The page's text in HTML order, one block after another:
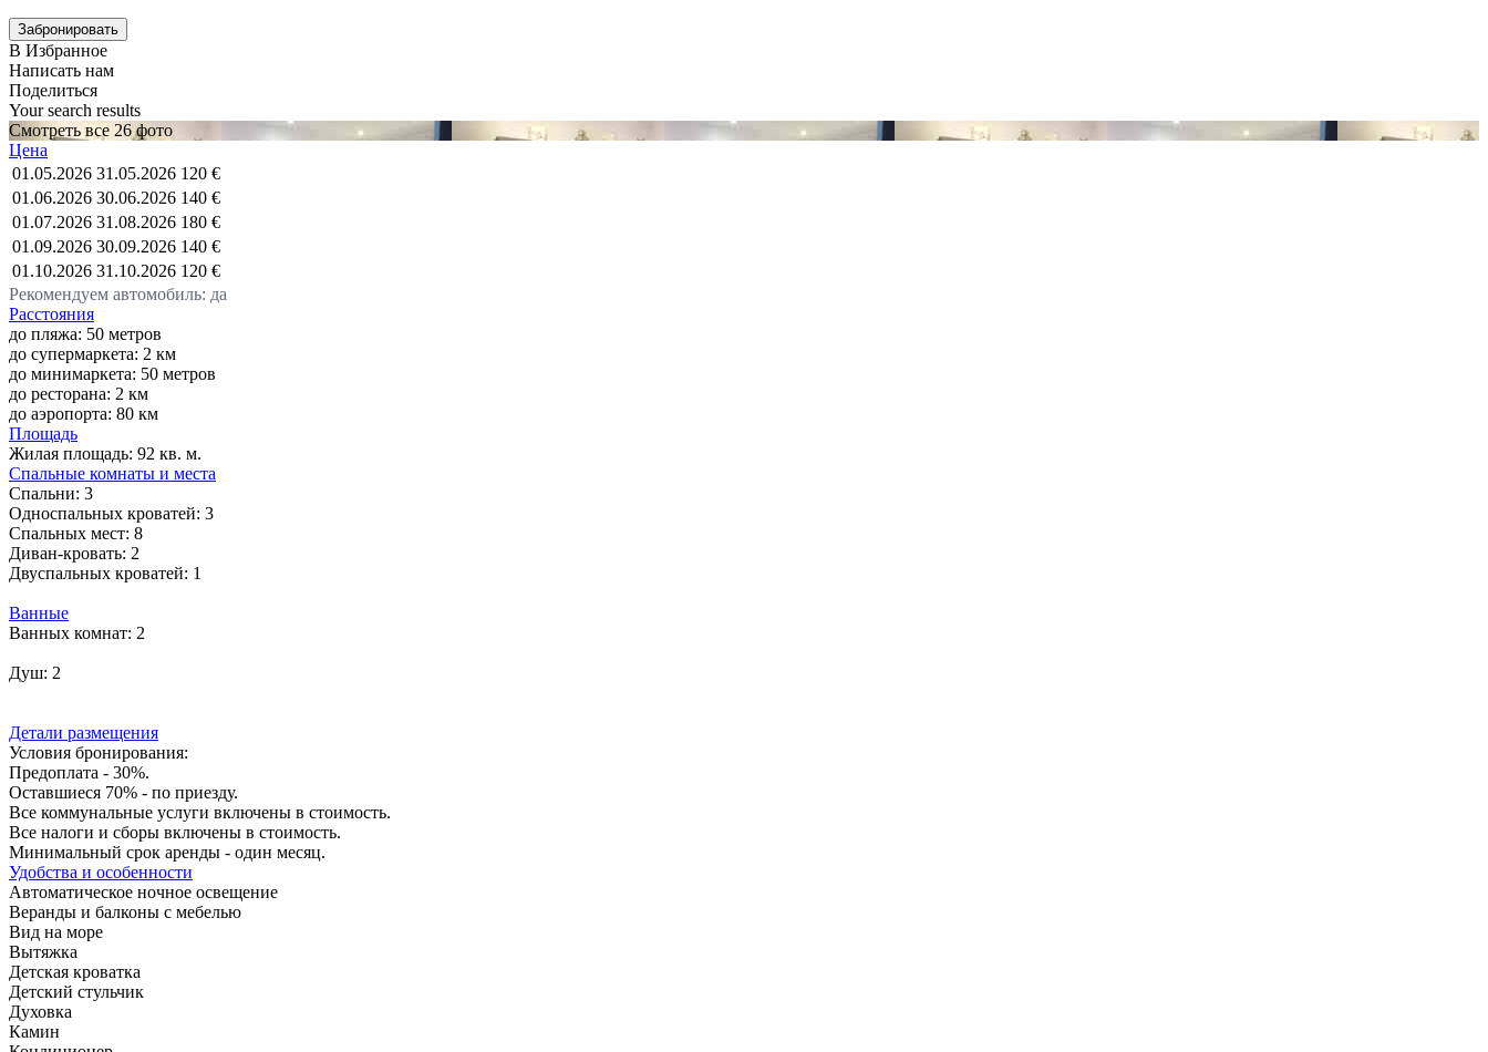
В Избранное
Написать нам
Поделиться
Your search results
Смотреть все 26 фото
Цена
01.05.2026 31.05.2026 120 €
01.06.2026 30.06.2026 140 €
01.07.2026 31.08.2026 180 €
01.09.2026 30.09.2026 140 €
01.10.2026 31.10.2026 120 €
Рекомендуем автомобиль: да
Расстояния
до пляжа: 50 метров
до супермаркета: 2 км
до минимаркета: 50 метров
до ресторана: 2 км
до аэропорта: 80 км
Площадь
Жилая площадь: 92 кв. м.
Спальные комнаты и места
Спальни: 3
Односпальных кроватей: 3
Спальных мест: 8
Диван-кровать: 2
Двуспальных кроватей: 1
Ванные
Ванных комнат: 2
Душ: 2
Детали размещения
Условия бронирования:
Предоплата - 30%.
Оставшиеся 70% - по приезду.
Все коммунальные услуги включены в стоимость.
Все налоги и сборы включены в стоимость.
Минимальный срок аренды - один месяц.
Удобства и особенности
Автоматическое ночное освещение
Веранды и балконы с мебелью
Вид на море
Вытяжка
Детская кроватка
Детский стульчик
Духовка
Камин